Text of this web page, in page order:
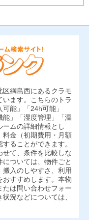
区綱島西にあるクラモ
ます。こちらのトラ
能」「24h可能」
能」「湿度管理」「温
ームの詳細情報とし
料金（初期費用・月額
ることができます。
て、条件を比較しな
ついては、物件ごと
入のしやすさ、利用
すすめします。本物
は問い合わせフォー
況などについては、